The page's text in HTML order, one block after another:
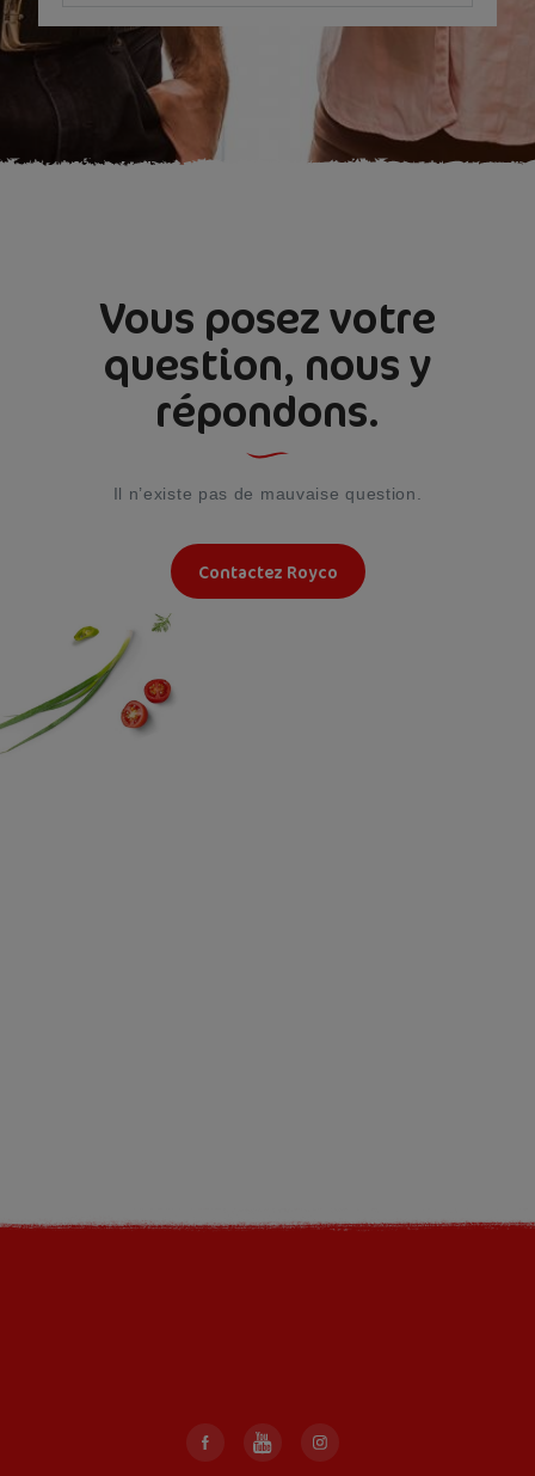
Vous posez votre
question, nous y
répondons.
Il n’existe pas de mauvaise question.
Contactez Royco